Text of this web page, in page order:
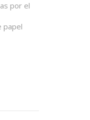
por el
papel